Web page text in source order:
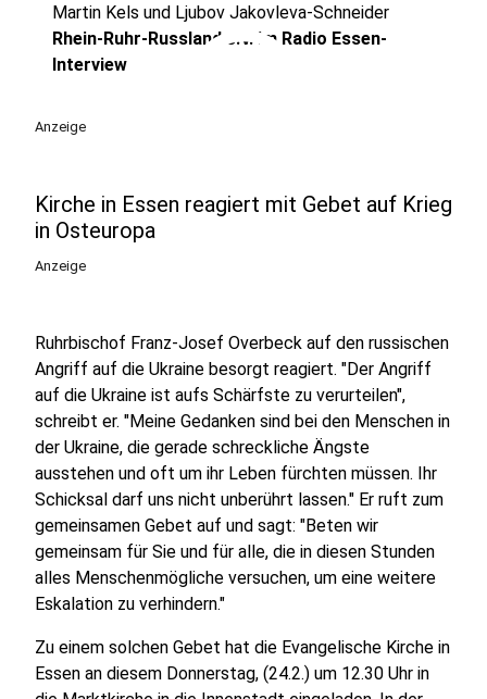
play_circle
Martin Kels und Ljubov Jakovleva-Schneider
Rhein-Ruhr-Russland e.V. im Radio Essen-
Interview
Anzeige
Kirche in Essen reagiert mit Gebet auf Krieg
in Osteuropa
Anzeige
Ruhrbischof Franz-Josef Overbeck auf den russischen
Angriff auf die Ukraine besorgt reagiert. "Der Angriff
auf die Ukraine ist aufs Schärfste zu verurteilen",
schreibt er. "Meine Gedanken sind bei den Menschen in
der Ukraine, die gerade schreckliche Ängste
ausstehen und oft um ihr Leben fürchten müssen. Ihr
Schicksal darf uns nicht unberührt lassen." Er ruft zum
gemeinsamen Gebet auf und sagt: "Beten wir
gemeinsam für Sie und für alle, die in diesen Stunden
alles Menschenmögliche versuchen, um eine weitere
Eskalation zu verhindern."
Zu einem solchen Gebet hat die Evangelische Kirche in
Essen an diesem Donnerstag, (24.2.) um 12.30 Uhr in